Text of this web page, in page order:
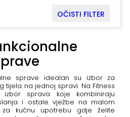
OČISTI FILTER
sprave idealan su izbor za
tijela na jednoj spravi. Na Fitness
sprava koje kombiniraju
i ostale vježbe na malom
kućnu upotrebu gdje želite